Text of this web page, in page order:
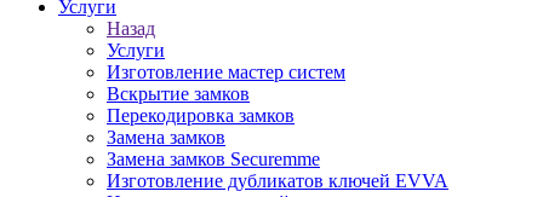
Услуги
Назад
Услуги
Изготовление мастер систем
Вскрытие замков
Перекодировка замков
Замена замков
Замена замков Securemme
Изготовление дубликатов ключей EVVA